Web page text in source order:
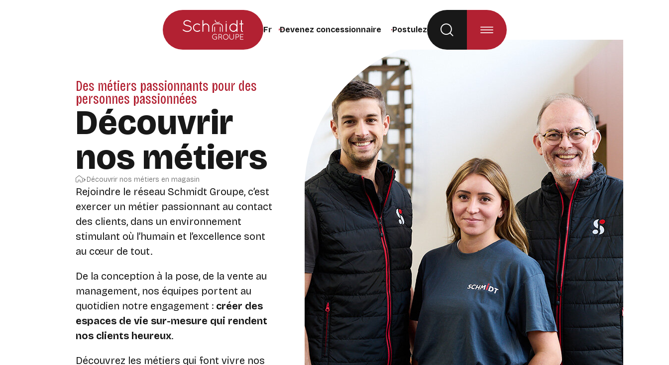
Changer la langue du site (recharge la page lors de la sélection)
Devenez concessionnaire Postulez
Des métiers passionnants pour des
personnes passionnées
Découvrir
nos métiers
Accueil
Découvrir nos métiers en magasin
Rejoindre le réseau Schmidt Groupe, c’est
exercer un métier passionnant au contact
des clients, dans un environnement
stimulant où l’humain et l’excellence sont
au cœur de tout.
De la conception à la pose, de la vente au
management, nos équipes portent au
quotidien notre engagement : créer des
espaces de vie sur-mesure qui rendent
nos clients heureux.
Découvrez les métiers qui font vivre nos